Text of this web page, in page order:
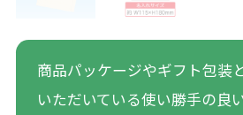
商品パッケージやギフト包装
いただいている使い勝手の良